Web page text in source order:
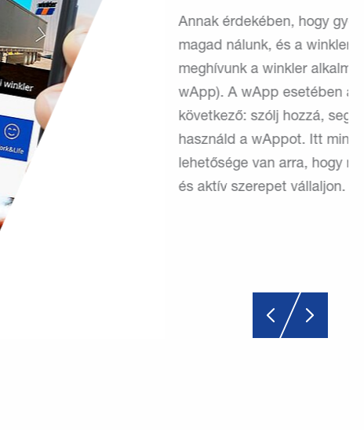
Annak érdekében, hogy gyorsan otthon érezd
magad nálunk, és a winkler család részévé válj,
meghívunk a winkler alkalmazásba (röviden:
wApp). A wApp esetében a mottónk a
következő: szólj hozzá, segítsd alakítani,
használd a wAppot. Itt minden munkavállalónak
lehetősége van arra, hogy naprakész maradjon
és aktív szerepet vállaljon.